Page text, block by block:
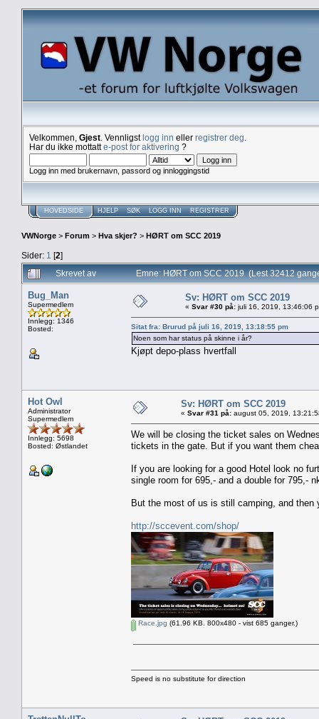
Velkommen, Gjest . Vennligstlogg inn eller registrer deg
Har du ikke mottatte-post for aktivering ?
Logg inn med brukernavn, passord og innloggingstid
HOVEDSIDE HJELP SØK LOGG INN REGISTRER
VWNorge > Forum > Hva skjer? > HØRT om SCC 2019
Sider: 1 [2]
Skrevet av
Emne: HØRT om SCC 2019 (Lest 32412
Bug_Man
Supermedlem
Innlegg: 1346
Bosted:
Sv: HØRT om SCC 2019
« Svar #30 på: juli 16, 2019, 13:46:06
Sitat fra: Brurud på juli 16, 2019, 13:18:55 pm
Noen som har status på skinne i år?
Kjøpt depo-plass hvertfall
Hot Owl
Administrator
Supermedlem
Innlegg: 5698
Bosted: Østlandet
Sv: HØRT om SCC 2019
« Svar #31 på: august 05, 2019,
We will be closing the ticket sales on
tickets in the gate. But if you want them
If you are looking for a good Hotel look no
single room for 695,- and a double for 795,-
But the most of us is still camping, and then
http://sccevent.com/shop/
Race.jpg (61.96 KB. 800x480 - vist 685 ganger.)
Speed is no substitute for direction